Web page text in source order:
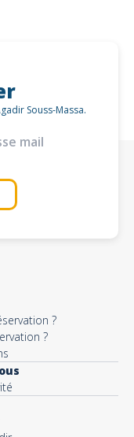
Souss-Massa.
?
?